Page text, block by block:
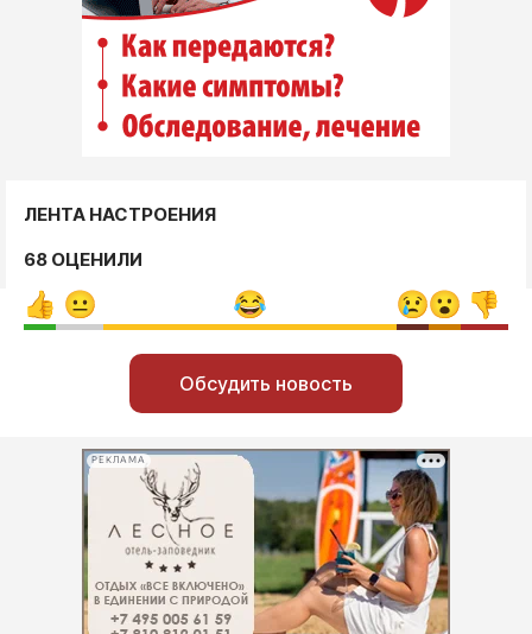
ЛЕНТА НАСТРОЕНИЯ
68 ОЦЕНИЛИ
Обсудить новость
РЕКЛАМА